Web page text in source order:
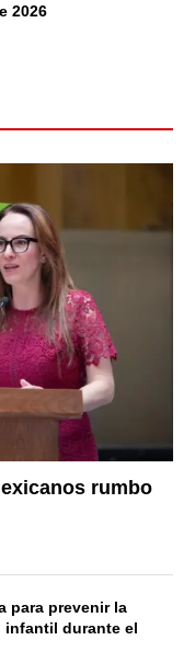
2026
rumbo
para prevenir la
infantil durante el